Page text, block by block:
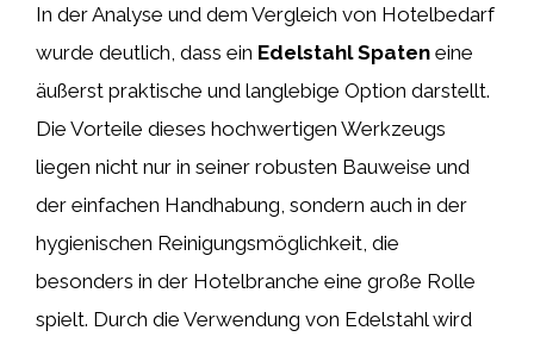
In der Analyse und dem Vergleich von Hotelbedarf
wurde deutlich, dass ein Edelstahl Spaten eine
äußerst praktische und langlebige Option darstellt.
Die Vorteile dieses hochwertigen Werkzeugs
liegen nicht nur in seiner robusten Bauweise und
der einfachen Handhabung, sondern auch in der
hygienischen Reinigungsmöglichkeit, die
besonders in der Hotelbranche eine große Rolle
spielt. Durch die Verwendung von Edelstahl wird